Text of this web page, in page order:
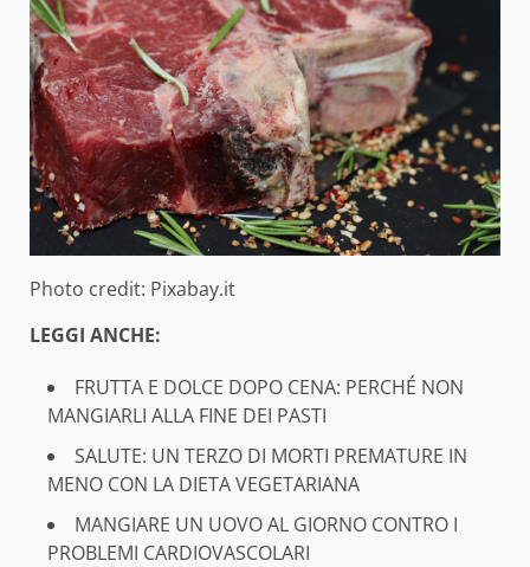
Photo credit: Pixabay.it
LEGGI ANCHE:
FRUTTA E DOLCE DOPO CENA: PERCHÉ NON
MANGIARLI ALLA FINE DEI PASTI
SALUTE: UN TERZO DI MORTI PREMATURE IN
MENO CON LA DIETA VEGETARIANA
MANGIARE UN UOVO AL GIORNO CONTRO I
PROBLEMI CARDIOVASCOLARI